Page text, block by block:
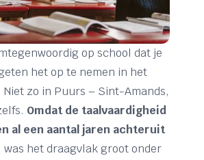
op school dat je
het op te nemen in het
zo in Puurs – Sint-Amands,
Omdat de taalvaardigheid
al een aantal jaren achteruit
, was het draagvlak groot onder